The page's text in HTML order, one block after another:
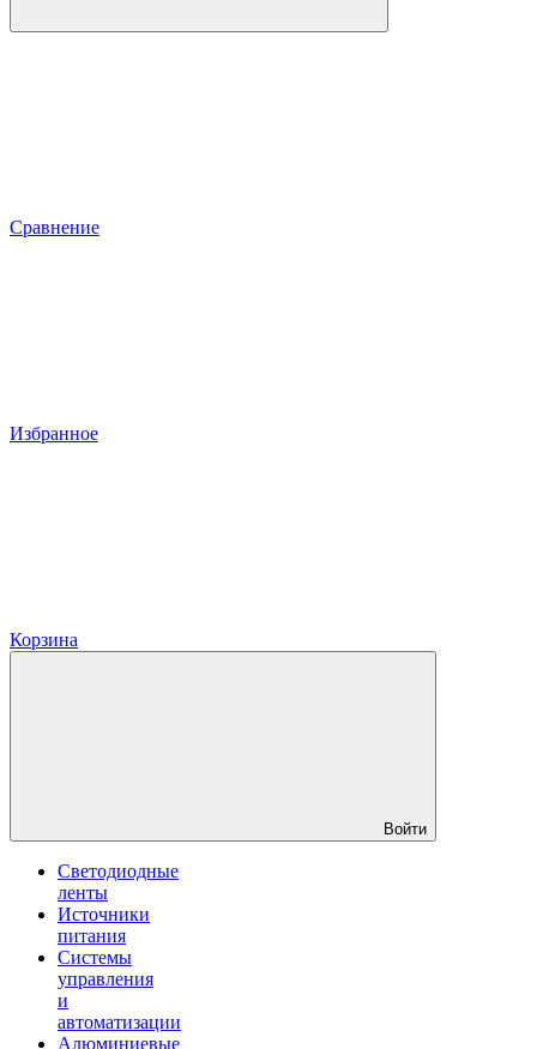
Сравнение
Избранное
Корзина
Войти
Светодиодные
ленты
Источники
питания
Системы
управления
и
автоматизации
Алюминиевые